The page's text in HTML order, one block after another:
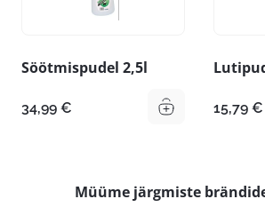
Söötmispudel 2,5l
34,99 € 15,79 €
Müüme järgmiste